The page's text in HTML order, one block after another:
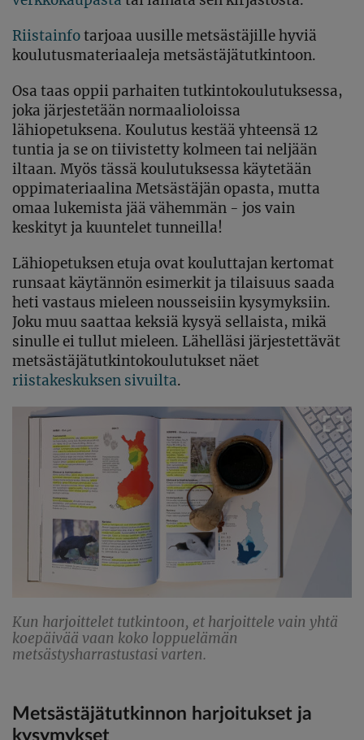
Riistainfotarjoaa uusille metsästäjille hyviä
koulutusmateriaaleja metsästäjätutkintoon.
Osa taas oppii parhaiten tutkintokoulutuksessa,
joka järjestetään normaalioloissa
lähiopetuksena. Koulutus kestää yhteensä 12
tuntia ja se on tiivistetty kolmeen tai neljään
iltaan. Myös tässä koulutuksessa käytetään
oppimateriaalina Metsästäjän opasta, mutta
omaa lukemista jää vähemmän - jos vain
keskityt ja kuuntelet tunneilla!
Lähiopetuksen etuja ovat kouluttajan kertomat
runsaat käytännön esimerkit ja tilaisuus saada
heti vastaus mieleen nousseisiin kysymyksiin.
Joku muu saattaa keksiä kysyä sellaista, mikä
sinulle ei tullut mieleen. Lähelläsi järjestettävät
metsästäjätutkintokoulutukset näet
riistakeskuksen sivuilta.
Kun harjoittelet tutkintoon, et harjoittele vain yhtä
koepäivää vaan koko loppuelämän
metsästysharrastustasi varten.
Metsästäjätutkinnon harjoitukset ja
kysymykset